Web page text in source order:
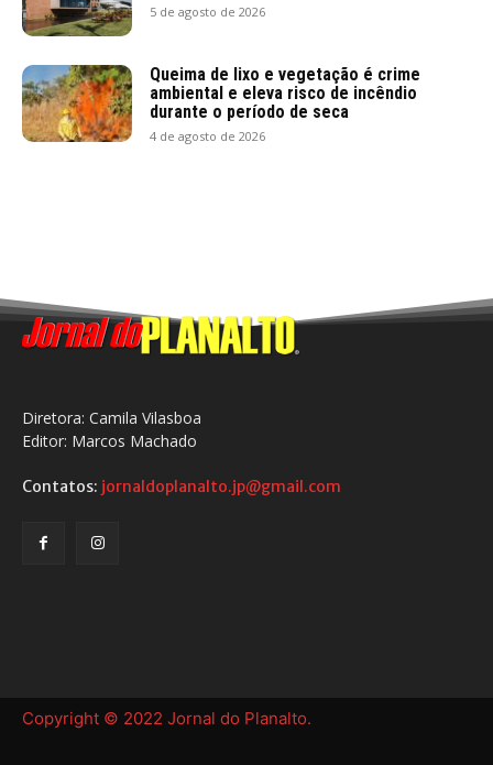
5 de agosto de 2026
Queima de lixo e vegetação é crime
ambiental e eleva risco de incêndio
durante o período de seca
4 de agosto de 2026
Diretora: Camila Vilasboa
Editor: Marcos Machado
Contatos: jornaldoplanalto.jp@gmail.com
Copyright © 2022 Jornal do Planalto.